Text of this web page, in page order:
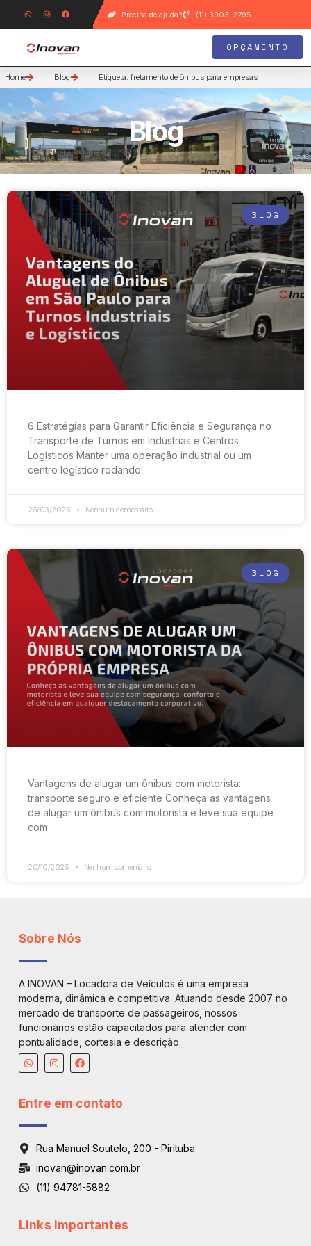
Precisa de ajuda? (11) 3903-2795
ORÇAMENTO
Home Blog Etiqueta: fretamento de ônibus para empresas
Blog
BLOG
6 Estratégias para Garantir Eficiência e Segurança no
Transporte de Turnos em Indústrias e Centros
Logísticos Manter uma operação industrial ou um
centro logístico rodando
25/03/2026 Nenhum comentário
BLOG
Vantagens de alugar um ônibus com motorista:
transporte seguro e eficiente Conheça as vantagens
de alugar um ônibus com motorista e leve sua equipe
com
20/10/2025 Nenhum comentário
Sobre Nós
A INOVAN – Locadora de Veículos é uma empresa
moderna, dinâmica e competitiva. Atuando desde 2007 no
mercado de transporte de passageiros, nossos
funcionários estão capacitados para atender com
pontualidade, cortesia e descrição.
Entre em contato
Rua Manuel Soutelo, 200 - Pirituba
inovan@inovan.com.br
(11) 94781-5882
Links Importantes